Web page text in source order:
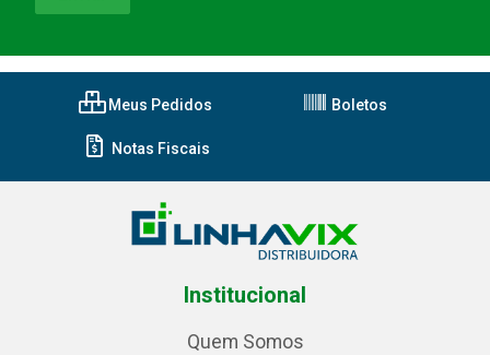
Meus Pedidos Boletos
Notas Fiscais
Institucional
Quem Somos